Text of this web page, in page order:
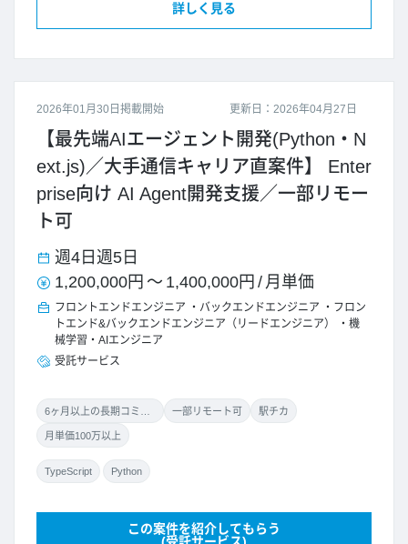
詳しく見る
更新日：2026年04月27日
2026年01月30日掲載開始
【最先端AIエージェント開発(Python・N
ext.js)／大手通信キャリア直案件】 Enter
prise向け AI Agent開発支援／一部リモー
ト可
週4日 週5日
1,200,000円 ～ 1,400,000円 / 月単価
フロントエンドエンジニア バックエンドエンジニア
フロン
トエンド&バックエンドエンジニア（リードエンジニア）
機
械学習・AIエンジニア
受託サービス
一部リモート可 駅チカ
月単価100万以上
TypeScript Python
この案件を紹介してもらう